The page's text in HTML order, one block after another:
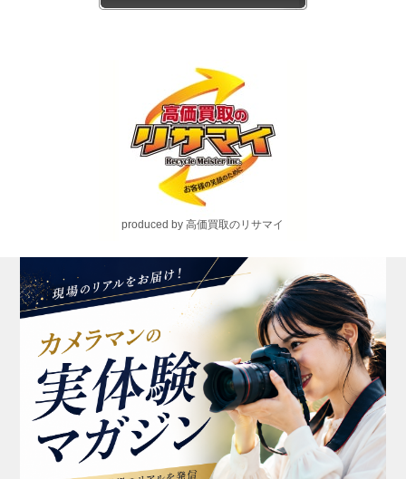
produced by 高価買取のリサマイ